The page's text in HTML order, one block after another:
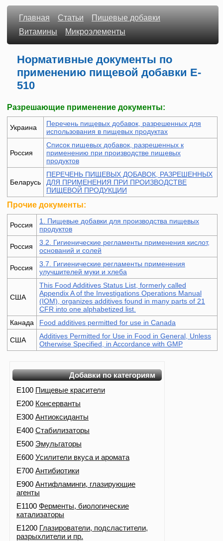
Главная Статьи
Пищевые добавки
Витамины
Микроэлементы
Нормативные документы по
применению пищевой добавки E-
510
Разрешающие применение документы:
Украина
Перечень пищевых добавок, разрешенных для
использования в пищевых продуктах
Россия
Список пищевых добавок, разрешенных к
применению при производстве пищевых
продуктов
Беларусь
ПЕРЕЧЕНЬ ПИЩЕВЫХ ДОБАВОК, РАЗРЕШЕННЫХ
ДЛЯ ПРИМЕНЕНИЯ ПРИ ПРОИЗВОДСТВЕ
ПИЩЕВОЙ ПРОДУКЦИИ
Прочие документы:
Россия
1. Пищевые добавки для производства пищевых
продуктов
Россия
3.2. Гигиенические регламенты применения кислот,
оснований и солей
Россия
3.7. Гигиенические регламенты применения
улучшителей муки и хлеба
США
This Food Additives Status List, formerly called
Appendix A of the Investigations Operations Manual
(IOM), organizes additives found in many parts of 21
CFR into one alphabetized list.
Канада
Food additives permitted for use in Canada
США
Additives Permitted for Use in Food in General, Unless
Otherwise Specified, in Accordance with GMP
Добавки по категориям
E100 Пищевые красители
E200 Консерванты
E300 Антиоксиданты
E400 Стабилизаторы
E500 Эмульгаторы
E600 Усилители вкуса и аромата
E700 Антибиотики
E900 Антифламинги, глазирующие
агенты
E1100 Ферменты, биологические
катализаторы
E1200 Глазирователи, подсластители,
разрыхлители и пр.